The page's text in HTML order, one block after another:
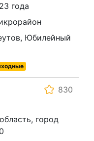
года
Юбилейный
830
город